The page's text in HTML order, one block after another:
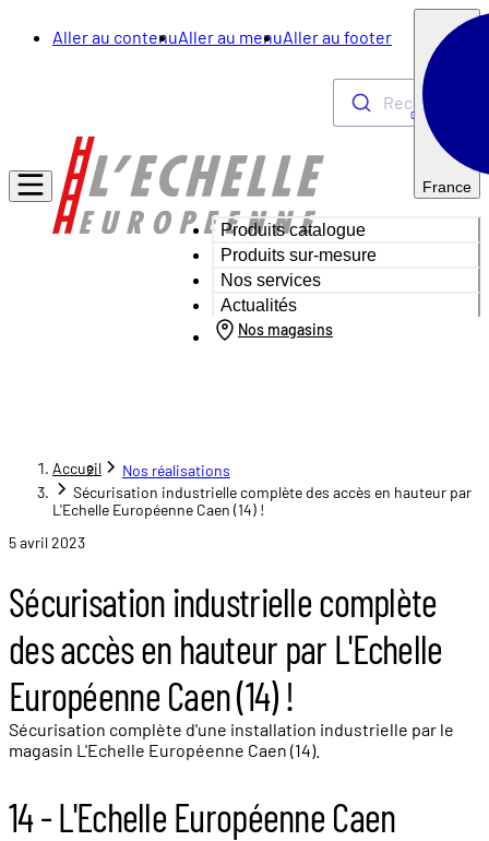
Aller au contenuAller au menuAller au footer
Rechercher
0
France
Produits catalogue
Produits sur-mesure
Nos services
Actualités
Nos magasins
Accueil
Nos réalisations
Sécurisation industrielle complète des accès en hauteur par
L'Echelle Européenne Caen (14) !
5 avril 2023
Sécurisation industrielle complète
des accès en hauteur par L'Echelle
Européenne Caen (14) !
Sécurisation complète d'une installation industrielle par le
magasin L'Echelle Européenne Caen (14).
14 - L'Echelle Européenne Caen